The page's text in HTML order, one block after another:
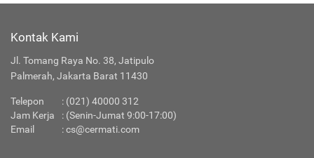
Kontak Kami
Jl. Tomang Raya No. 38, Jatipulo
Palmerah, Jakarta Barat 11430
Telepon : (021) 40000 312
Jam Kerja
: (Senin-Jumat 9:00-17:00)
Email
:cs@cermati.com